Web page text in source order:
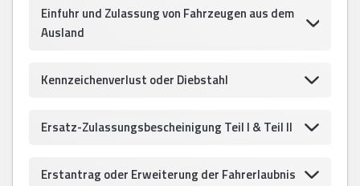
Einfuhr und Zulassung von Fahrzeugen aus dem
Ausland
Kennzeichenverlust oder Diebstahl
Ersatz-Zulassungsbescheinigung Teil I & Teil II
Erstantrag oder Erweiterung der Fahrerlaubnis